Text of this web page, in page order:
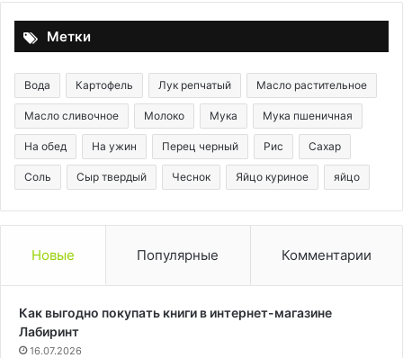
Метки
Вода Картофель Лук репчатый Масло растительное
Масло сливочное Молоко Мука Мука пшеничная
На обед На ужин Перец черный Рис Сахар
Соль Сыр твердый Чеснок Яйцо куриное яйцо
Новые Популярные Комментарии
Как выгодно покупать книги в интернет-магазине
Лабиринт
16.07.2026